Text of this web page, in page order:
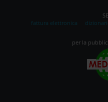
fattura elettronica
per la